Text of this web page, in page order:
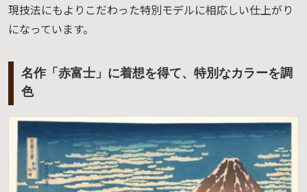
現技法にもよりこだわった特別モデルに相応しい仕上がり
になっています。
名作「赤富士」に着想を得て、特別なカラーを調
色